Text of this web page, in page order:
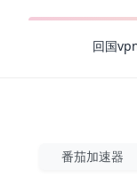
回国
番茄加速器